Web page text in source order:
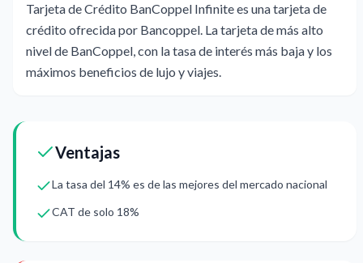
Tarjeta de Crédito BanCoppel Infinite es una tarjeta de
crédito ofrecida por Bancoppel. La tarjeta de más alto
nivel de BanCoppel, con la tasa de interés más baja y los
máximos beneficios de lujo y viajes.
Ventajas
La tasa del 14% es de las mejores del mercado nacional
CAT de solo 18%